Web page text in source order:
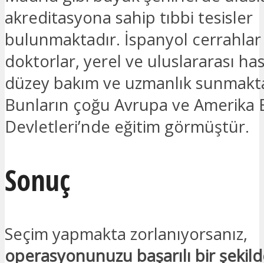
akreditasyona sahip tıbbi tesisler
bulunmaktadır. İspanyol
doktorlar, yerel ve uluslararası
düzey bakım ve uzmanlık
Bunların çoğu Avrupa ve Amerika
Devletleri’nde eğitim görmüştür.
Sonuç
Seçim yapmakta zorlanıyorsanız,
operasyonunuzu başarılı bir